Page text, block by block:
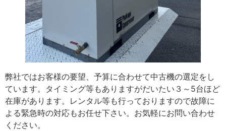
弊社ではお客様の要望、予算に合わせて中古機の選定をし
ています。タイミング等もありますがだいたい３～5台ほど
在庫があります。レンタル等も行っておりますので故障に
よる緊急時の対応もお任せ下さい。お気軽にお問い合わせ
ください。